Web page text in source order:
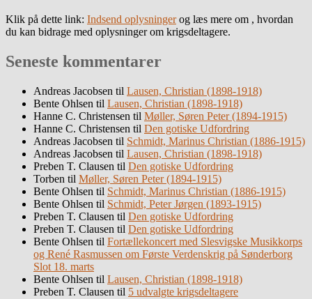
Klik på dette link: Indsend oplysningerog læs mere om , hvordan
du kan bidrage med oplysninger om krigsdeltagere.
Seneste kommentarer
Andreas Jacobsen til Lausen, Christian (1898-1918)
Bente Ohlsen til Lausen, Christian (1898-1918)
Hanne C. Christensen til Møller, Søren Peter (1894-1915)
Hanne C. Christensen til Den gotiske Udfordring
Andreas Jacobsen til Schmidt, Marinus Christian (1886-1915)
Andreas Jacobsen til Lausen, Christian (1898-1918)
Preben T. Clausen til Den gotiske Udfordring
Torben til Møller, Søren Peter (1894-1915)
Bente Ohlsen til Schmidt, Marinus Christian (1886-1915)
Bente Ohlsen til Schmidt, Peter Jørgen (1893-1915)
Preben T. Clausen til Den gotiske Udfordring
Preben T. Clausen til Den gotiske Udfordring
Bente Ohlsen til Fortællekoncert med Slesvigske Musikkorps
og René Rasmussen om Første Verdenskrig på Sønderborg
Slot 18. marts
Bente Ohlsen til Lausen, Christian (1898-1918)
Preben T. Clausen til 5 udvalgte krigsdeltagere